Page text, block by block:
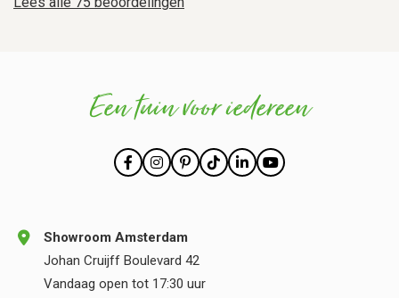
Een tuin voor iedereen
Showroom Amsterdam
Johan Cruijff Boulevard 42
Vandaag open tot 17:30 uur